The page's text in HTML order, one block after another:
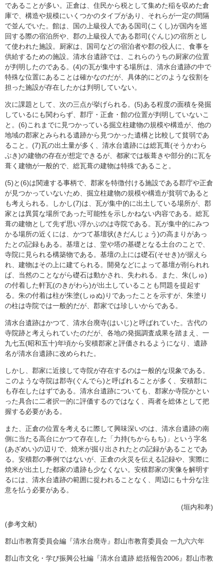
であることが多い。正倉は、住民から税として集めた稲を収めた倉
庫で、構造や規模にいくつかのタイプがあり、それらが一定の間隔
で並んでいた。館は、国の上級役人である国司(こくし)が国内を巡
回する際の宿泊所や、郡の上級役人である郡司(ぐんじ)の宿所とし
て使われた施設。厨家は、国司などの宿泊者や郡の役人に、食事を
供給するための施設。清水台遺跡では、これらのうちの厨家の位置
が判明したのである。(4)の瓦が集中する場所は、清水台遺跡の中で
特殊な位置にあることは確かなのだが、具体的にどのような役割を
担った施設が存在したかは判明していない。
次に課題として、次の三点が挙げられる。(5)ある程度の面積を発掘
しているにも関わらず、郡庁・正倉・館の位置が判明していないこ
と。(6)これまでに見つかっている掘立柱建物の規模や構造が、他の
地域の郡家とみられる遺跡から見つかった遺構と比較して貧弱であ
ること。(7)瓦の出土量が多く、清水台遺跡には総瓦葺(そうかわら
ぶき)の建物の存在が想定できるが、都家では板葺きや部分的に瓦を
葺く建物が一般的で、総瓦葺の建物は特殊であること。
(5)と(6)は関連する事柄で、郡家を特徴付ける施設である郡庁や正倉
が見つかっていないため、掘立柱建物の規模や構造が貧弱であると
も考えられる。しかし(7)は、瓦が集中的に出土している場所が、郡
家とは異質な場所であった可能性を示しかねない内容である。総瓦
葺の建物として先ず思い浮かぶのは寺院である。瓦が集中的にみつ
かる場所の近くには、かつて基壇状(きだんじょう)の高まりがあっ
たとの記録もある。基壇とは、堂や塔の基礎となる土台のことで、
寺院に見られる構築物である。基壇の上には礎石(そせき)が据えら
れ、建物はその上に建てられる。開発などによって基壇が削られれ
ば、当然のことながら礎石は動かされ、失われる。また、朱(しゅ)
の付着した軒瓦(のきがわら)が出土していることも問題を提起す
る。朱の付着は柱が朱塗(しゅぬ)りであったことを示すが、朱塗り
の柱は寺院では一般的だが、郡家では珍しいからである。
清水台遺跡はかつて、清水台廃寺(はいじ)と呼ばれていた。古代の
寺院跡と考えられていたのだが、各地の発掘調査成果を踏まえ、一
九七五(昭和五十)年頃から安積郡家と評価されるようになり、遺跡
名が清水台遺跡に改められた。
しかし、郡家に近接して寺院が存在するのは一般的な現象である。
このような寺院は郡寺(ぐんでら)と呼ばれることが多く、安積郡に
も存在したはずである。清水台遺跡についても、郡家か寺院かとい
った具合に二者択一的に評価するのではなく、両者を総体として把
握する必要がある。
また、正倉の位置を考えるに際して興味深いのは、清水台遺跡の南
側に当たる高台にかつて存在した「力持(ちからもち)」という字名
(あざめい)の辺りで、焼米が掘り出されたとの記録があることであ
る。安積郡の事例ではないが、正倉の火災を伝える記録や、実際に
焼米が出土した都家の遺跡も少なくない。安積郡家の実像を解明す
るには、清水台遺跡の範囲に捉われることなく、周辺にも十分な注
意を払う必要がある。
(垣内和孝)
(参考文献)
郡山市教育委員会編『清水台廃寺』郡山市教育委員会 一九六六年
郡山市文化・学び振興公社編『清水台遺跡 総括報告2006』郡山市教